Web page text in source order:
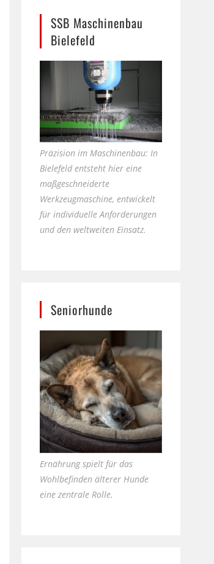
SSB Maschinenbau
Bielefeld
Präzision im Maschinenbau: In
Bielefeld entsteht hier eine
maßgeschneiderte
Werkzeugmaschine, entwickelt
für individuelle Anforderungen
und den weltweiten Einsatz.
Seniorhunde
Ernährung spielt für das
Wohlbefinden älterer Hunde
eine zentrale Rolle.